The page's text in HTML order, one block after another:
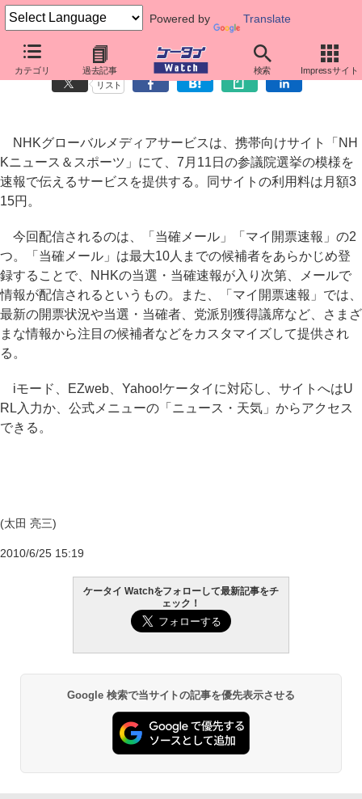
Powered by Translate
カテゴリ 過去記事 検索 Impressサイト
NHKの携帯サイトで参議院選挙「当確メール」配信
リスト
NHKグローバルメディアサービスは、携帯向けサイト「NH
Kニュース＆スポーツ」にて、7月11日の参議院選挙の模様を
速報で伝えるサービスを提供する。同サイトの利用料は月額3
15円。
今回配信されるのは、「当確メール」「マイ開票速報」の2
つ。「当確メール」は最大10人までの候補者をあらかじめ登
録することで、NHKの当選・当確速報が入り次第、メールで
情報が配信されるというもの。また、「マイ開票速報」では、
最新の開票状況や当選・当確者、党派別獲得議席など、さまざ
まな情報から注目の候補者などをカスタマイズして提供され
る。
iモード、EZweb、Yahoo!ケータイに対応し、サイトへはU
RL入力か、公式メニューの「ニュース・天気」からアクセス
できる。
(太田 亮三)
2010/6/25 15:19
ケータイ Watchをフォローして最新記事をチ
ェック！
Google 検索で当サイトの記事を優先表示させる